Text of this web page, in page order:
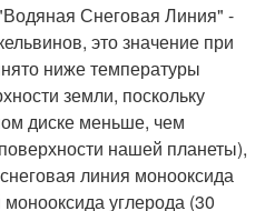
Снеговая Линия" -
это значение при
ниже температуры
земли, поскольку
диске меньше, чем
нашей планеты),
линия монооксида
углерода (30